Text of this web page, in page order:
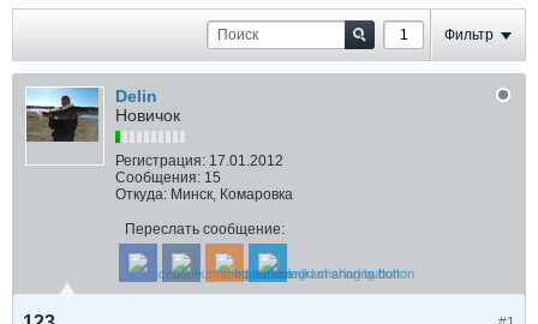
Фильтр
Delin
Новичок
Регистрация: 17.01.2012
Сообщения: 15
Откуда: Минск, Комаровка
Переслать сообщение: